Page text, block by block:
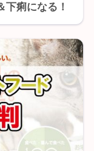
痢になる！